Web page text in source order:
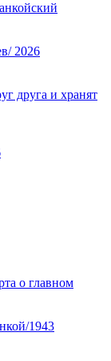
2026
друга и хранят
о главном
1943